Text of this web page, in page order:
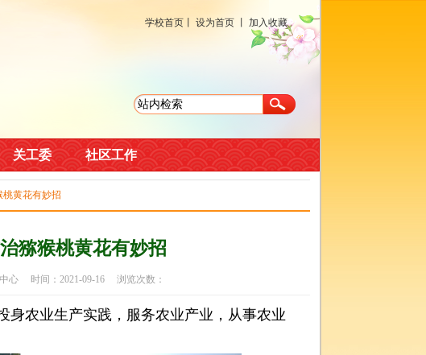
学校首页 设为首页 加入收藏
关工委 社区工作
桃黄花有妙招
猕猴桃黄花有妙招
心 时间：2021-09-16 浏览次数：
农业生产实践，服务农业产业，从事农业